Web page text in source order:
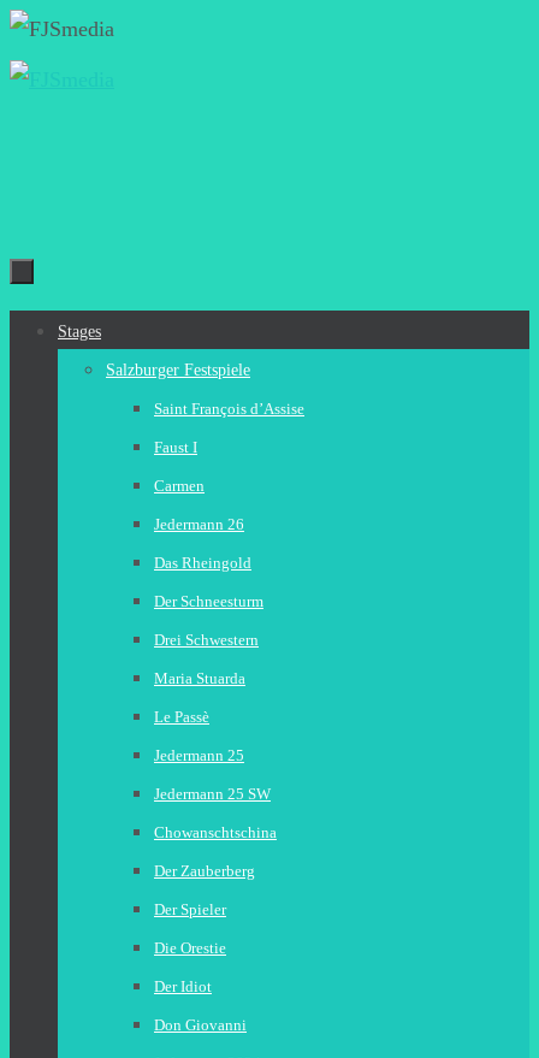
Zum
Inhalt
Zum
Stages
Salzburger Festspiele
Saint François d’Assise
Faust I
Carmen
Jedermann 26
Das Rheingold
Der Schneesturm
Drei Schwestern
Maria Stuarda
Le Passè
Jedermann 25
Jedermann 25 SW
Chowanschtschina
Der Zauberberg
Der Spieler
Die Orestie
Der Idiot
Don Giovanni